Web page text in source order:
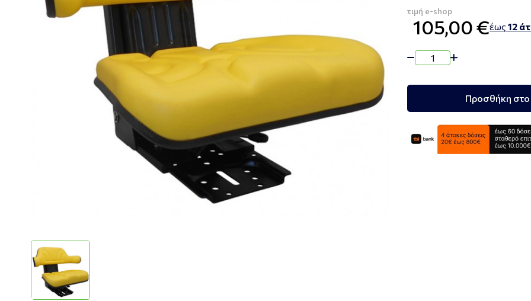
τιμή e-shop
105,00 €έως 12
Προσθήκη στο